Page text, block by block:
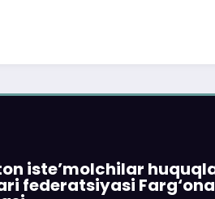
iste’molchilar
federatsiyasi